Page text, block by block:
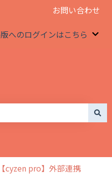
お問い合わせ
へのログインはこちら
【cyzen pro】外部連携